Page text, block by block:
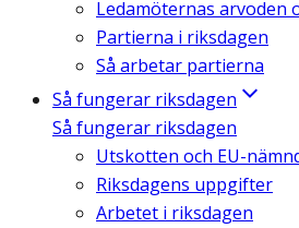
Ledamöternas arvoden
Partierna i riksdagen
Så arbetar partierna
Så fungerar riksdagen
Så fungerar riksdagen
Utskotten och EU-
Riksdagens uppgifter
Arbetet i riksdagen